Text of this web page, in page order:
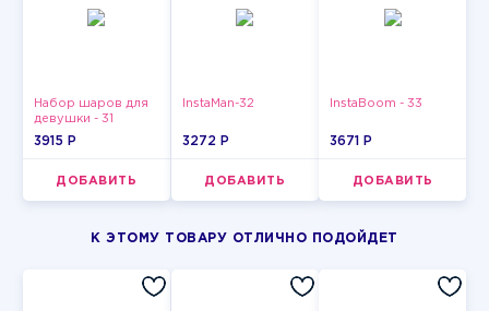
Набор шаров для
девушки - 31
3915 P
ДОБАВИТЬ
InstaMan-32
3272 P
ДОБАВИТЬ
InstaBoom - 33
3671 P
ДОБАВИТЬ
К ЭТОМУ ТОВАРУ ОТЛИЧНО ПОДОЙДЕТ